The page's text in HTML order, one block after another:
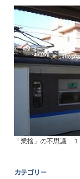
「業捨」の不思議 １
カテゴリー